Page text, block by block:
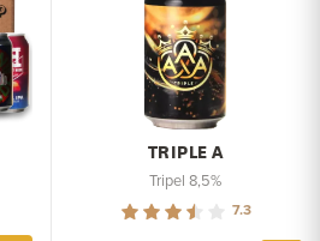
TRIPLE A
Tripel 8,5%
7.3